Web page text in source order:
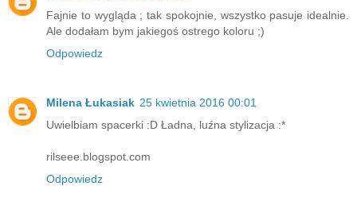
Fajnie to wygląda ; tak spokojnie, wszystko pasuje idealnie.
Ale dodałam bym jakiegoś ostrego koloru ;)
Odpowiedz
Milena Łukasiak 25 kwietnia 2016 00:01
Uwielbiam spacerki :D Ładna, luźna stylizacja :*
rilseee.blogspot.com
Odpowiedz